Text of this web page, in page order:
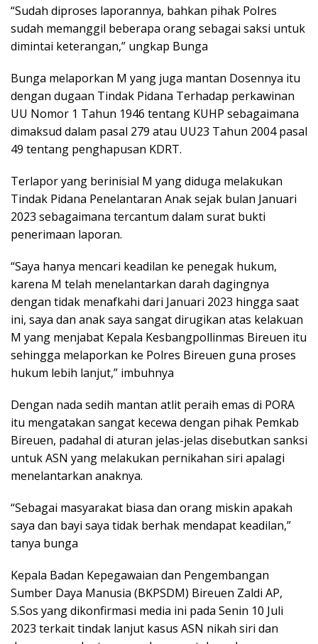
“Sudah diproses laporannya, bahkan pihak Polres
sudah memanggil beberapa orang sebagai saksi untuk
dimintai keterangan,” ungkap Bunga
Bunga melaporkan M yang juga mantan Dosennya itu
dengan dugaan Tindak Pidana Terhadap perkawinan
UU Nomor 1 Tahun 1946 tentang KUHP sebagaimana
dimaksud dalam pasal 279 atau UU23 Tahun 2004 pasal
49 tentang penghapusan KDRT.
Terlapor yang berinisial M yang diduga melakukan
Tindak Pidana Penelantaran Anak sejak bulan Januari
2023 sebagaimana tercantum dalam surat bukti
penerimaan laporan.
“Saya hanya mencari keadilan ke penegak hukum,
karena M telah menelantarkan darah dagingnya
dengan tidak menafkahi dari Januari 2023 hingga saat
ini, saya dan anak saya sangat dirugikan atas kelakuan
M yang menjabat Kepala Kesbangpollinmas Bireuen itu
sehingga melaporkan ke Polres Bireuen guna proses
hukum lebih lanjut,” imbuhnya
Dengan nada sedih mantan atlit peraih emas di PORA
itu mengatakan sangat kecewa dengan pihak Pemkab
Bireuen, padahal di aturan jelas-jelas disebutkan sanksi
untuk ASN yang melakukan pernikahan siri apalagi
menelantarkan anaknya.
“Sebagai masyarakat biasa dan orang miskin apakah
saya dan bayi saya tidak berhak mendapat keadilan,”
tanya bunga
Kepala Badan Kepegawaian dan Pengembangan
Sumber Daya Manusia (BKPSDM) Bireuen Zaldi AP,
S.Sos yang dikonfirmasi media ini pada Senin 10 Juli
2023 terkait tindak lanjut kasus ASN nikah siri dan